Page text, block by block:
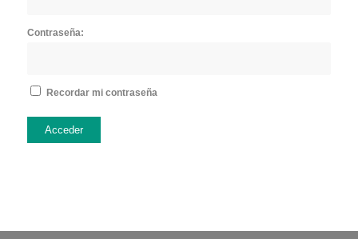
Contraseña:
Recordar mi contraseña
Acceder